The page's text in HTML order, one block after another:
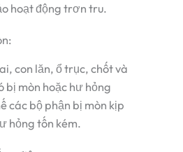
hoạt động trơn tru.
con lăn, ổ trục, chốt và
bị mòn hoặc hư hỏng
các bộ phận bị mòn kịp
hỏng tốn kém.